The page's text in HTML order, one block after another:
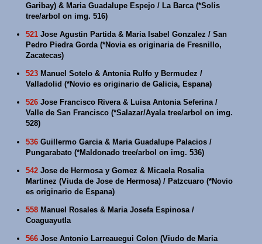
Garibay) & Maria Guadalupe Espejo / La Barca (*Solis
tree/arbol on img. 516)
521 Jose Agustin Partida & Maria Isabel Gonzalez / San
Pedro Piedra Gorda (*Novia es originaria de Fresnillo,
Zacatecas)
523 Manuel Sotelo & Antonia Rulfo y Bermudez /
Valladolid (*Novio es originario de Galicia, Espana)
526 Jose Francisco Rivera & Luisa Antonia Seferina /
Valle de San Francisco (*Salazar/Ayala tree/arbol on img.
528)
536 Guillermo Garcia & Maria Guadalupe Palacios /
Pungarabato (*Maldonado tree/arbol on img. 536)
542 Jose de Hermosa y Gomez & Micaela Rosalia
Martinez (Viuda de Jose de Hermosa) / Patzcuaro (*Novio
es originario de Espana)
558 Manuel Rosales & Maria Josefa Espinosa /
Coaguayutla
566 Jose Antonio Larreauegui Colon (Viudo de Maria